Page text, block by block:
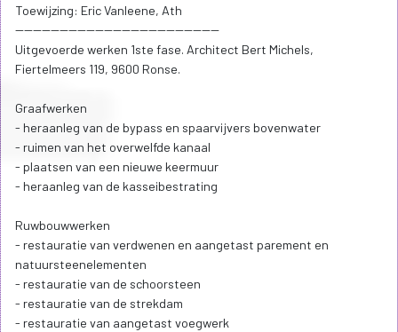
Toewijzing: Eric Vanleene, Ath
----------------------------------------------
Uitgevoerde werken 1ste fase. Architect Bert Michels,
Fiertelmeers 119, 9600 Ronse.
Graafwerken
- heraanleg van de bypass en spaarvijvers bovenwater
- ruimen van het overwelfde kanaal
- plaatsen van een nieuwe keermuur
- heraanleg van de kasseibestrating
Ruwbouwwerken
- restauratie van verdwenen en aangetast parement en
natuursteenelementen
- restauratie van de schoorsteen
- restauratie van de strekdam
- restauratie van aangetast voegwerk